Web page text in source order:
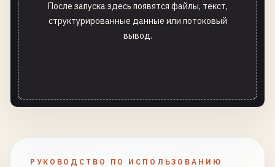
После запуска здесь появятся файлы, текст,
структурированные данные или потоковый
вывод.
РУКОВОДСТВО ПО ИСПОЛЬЗОВАНИЮ